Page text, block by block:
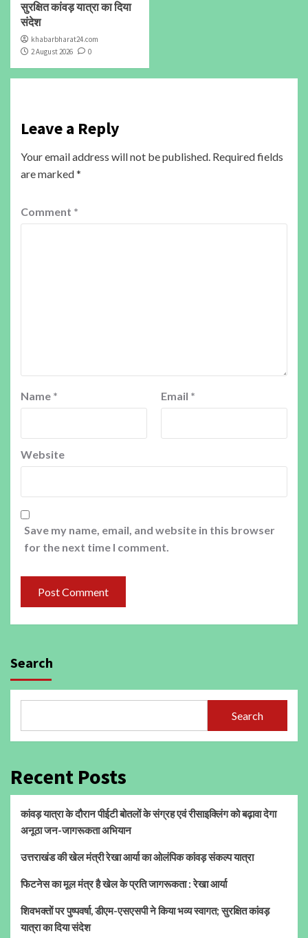
सुरक्षित कांवड़ यात्रा का दिया
संदेश
khabarbharat24.com
2 August 2026
0
Leave a Reply
Your email address will not be published. Required fields
are marked*
Comment *
Name * Email *
Website
Save my name, email, and website in this browser
for the next time I comment.
Search
Search
Recent Posts
कांवड़ यात्रा के दौरान पीईटी बोतलों के संग्रह एवं रीसाइक्लिंग को बढ़ावा देगा
अनूठा जन-जागरूकता अभियान
उत्तराखंड की खेल मंत्री रेखा आर्या का ओलंपिक कांवड़ संकल्प यात्रा
फिटनेस का मूल मंत्र है खेल के प्रति जागरूकता : रेखा आर्या
शिवभक्तों पर पुष्पवर्षा, डीएम-एसएसपी ने किया भव्य स्वागत; सुरक्षित कांवड़
यात्रा का दिया संदेश